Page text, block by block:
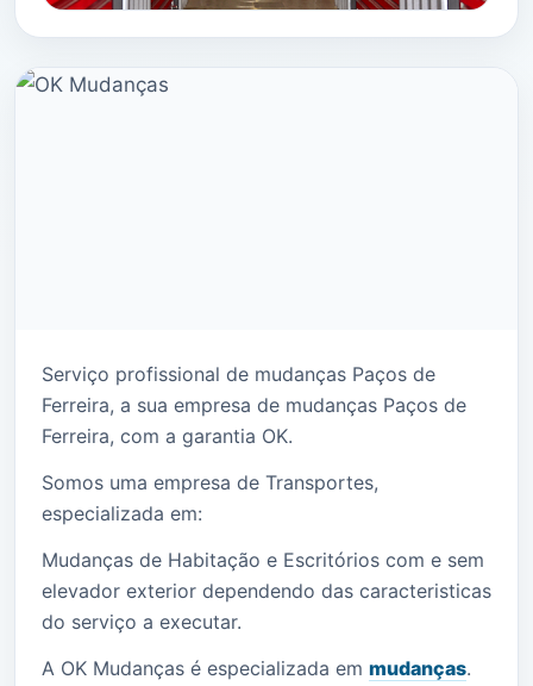
Serviço profissional de mudanças Paços de
Ferreira, a sua empresa de mudanças Paços de
Ferreira, com a garantia OK.
Somos uma empresa de Transportes,
especializada em:
Mudanças de Habitação e Escritórios com e sem
elevador exterior dependendo das caracteristicas
do serviço a executar.
A OK Mudanças é especializada em mudanças.